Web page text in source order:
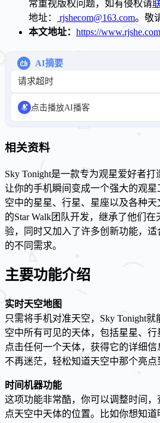
常重视版权问题，如有侵权请
地址：
rjshecom@163.com。敬
本文地址： https://
AI摘要
请求超时
点击播放AI播客
相关资料
Sky Tonight是一款专为观星爱好者
让你的手机瞬间变成一个强大的观
空中的星星、行星、星座以及各种
的Star Walk团队开发，继承了他们
验，同时又加入了许多创新功能，
的不同需求。
主要功能介绍
实时天空地图
只需将手机对准天空，Sky Tonight
空中所有可见的天体，包括星星、
点击任何一个天体，获得它的详细
不再迷茫，轻松知道天空中那个亮点
时间机器功能
这项功能非常酷，你可以调整时间，
点天空中天体的位置。比如你想知